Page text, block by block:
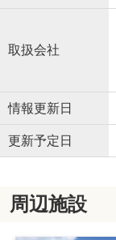
取扱会社
情報更新日
更新予定日
周辺施設